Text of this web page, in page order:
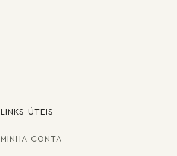
LINKS ÚTEIS
MINHA CONTA